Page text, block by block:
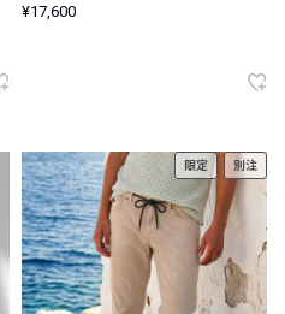
¥17,600
限定 別注